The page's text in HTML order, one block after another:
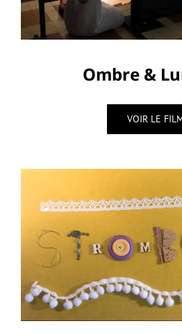
Ombre &
VOIR LE